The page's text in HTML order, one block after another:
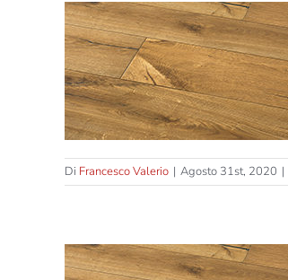
Di Francesco Valerio | Agosto 31st, 2020 |